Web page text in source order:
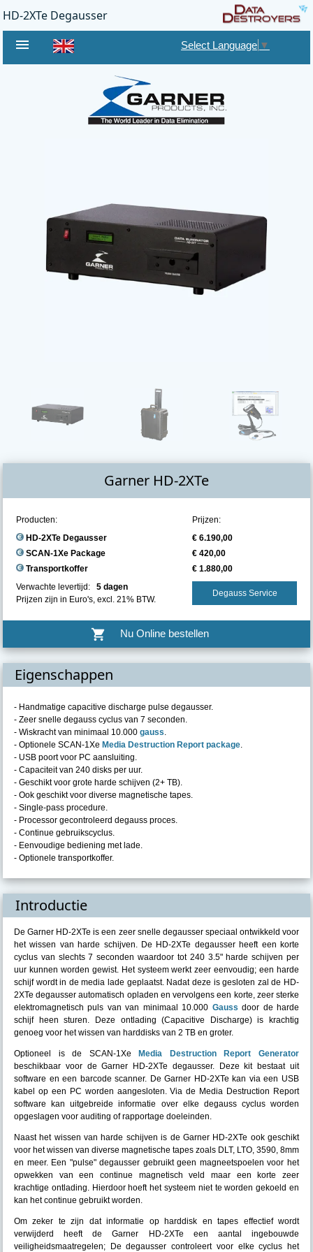
HD-2XTe Degausser
menu Select Language ▼
Garner HD-2XTe
Producten:
Prijzen:
HD-2XTe Degausser
€ 6.190,00
SCAN-1Xe Package
€ 420,00
Transportkoffer
€ 1.880,00
Verwachte levertijd: 5 dagen
Prijzen zijn in Euro's, excl. 21% BTW.
Degauss Service
shopping_cart Nu Online bestellen
Eigenschappen
- Handmatige capacitive discharge pulse degausser.
- Zeer snelle degauss cyclus van 7 seconden.
- Wiskracht van minimaal 10.000 gauss
- Optionele SCAN-1Xe Media Destruction Report package
- USB poort voor PC aansluiting.
- Capaciteit van 240 disks per uur.
- Geschikt voor grote harde schijven (2+ TB).
- Ook geschikt voor diverse magnetische tapes.
- Single-pass procedure.
- Processor gecontroleerd degauss proces.
- Continue gebruikscyclus.
- Eenvoudige bediening met lade.
- Optionele transportkoffer.
Introductie
De Garner HD-2XTe is een zeer snelle degausser speciaal ontwikkeld voor
het wissen van harde schijven. De HD-2XTe degausser heeft een korte
cyclus van slechts 7 seconden waardoor tot 240 3.5" harde schijven per
uur kunnen worden gewist. Het systeem werkt zeer eenvoudig; een harde
schijf wordt in de media lade geplaatst. Nadat deze is gesloten zal de HD-
2XTe degausser automatisch opladen en vervolgens een korte, zeer sterke
elektromagnetisch puls van van minimaal 10.000 Gauss door de harde
schijf heen sturen. Deze ontlading (Capacitive Discharge) is krachtig
genoeg voor het wissen van harddisks van 2 TB en groter.
Optioneel is de SCAN-1Xe
Media Destruction Report Generator
beschikbaar voor de Garner HD-2XTe degausser. Deze kit bestaat uit
software en een barcode scanner. De Garner HD-2XTe kan via een USB
kabel op een PC worden aangesloten. Via de Media Destruction Report
software kan uitgebreide informatie over elke degauss cyclus worden
opgeslagen voor auditing of rapportage doeleinden.
Naast het wissen van harde schijven is de Garner HD-2XTe ook geschikt
voor het wissen van diverse magnetische tapes zoals DLT, LTO, 3590, 8mm
en meer. Een "pulse" degausser gebruikt geen magneetspoelen voor het
opwekken van een continue magnetisch veld maar een korte zeer
krachtige ontlading. Hierdoor hoeft het systeem niet te worden gekoeld en
kan het continue gebruikt worden.
Om zeker te zijn dat informatie op harddisk en tapes effectief wordt
verwijderd heeft de Garner HD-2XTe een aantal ingebouwde
veiligheidsmaatregelen; De degausser controleert voor elke cyclus het